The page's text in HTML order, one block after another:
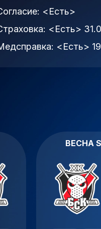
<Есть>
<Есть>
<Есть>
ВЕСНА